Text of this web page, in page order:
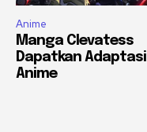
Anime
Manga Clevatess
Dapatkan Adaptasi
Anime